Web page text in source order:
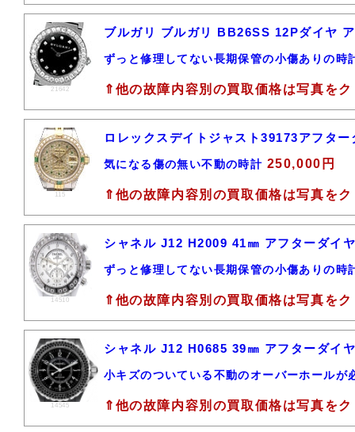
21642
ブルガリ ブルガリ BB26SS 12Pダイヤ
ずっと修理してない長期保管の小傷ありの時
⇑他の故障内容別の買取価格は写真を
115
ロレックスデイトジャスト39173アフタ
気になる傷の無い不動の時計 250,000円
⇑他の故障内容別の買取価格は写真を
14510
シャネル J12 H2009 41㎜ アフターダイ
ずっと修理してない長期保管の小傷ありの時
⇑他の故障内容別の買取価格は写真を
14545
シャネル J12 H0685 39㎜ アフターダイ
小キズのついている不動のオーバーホールが
⇑他の故障内容別の買取価格は写真を